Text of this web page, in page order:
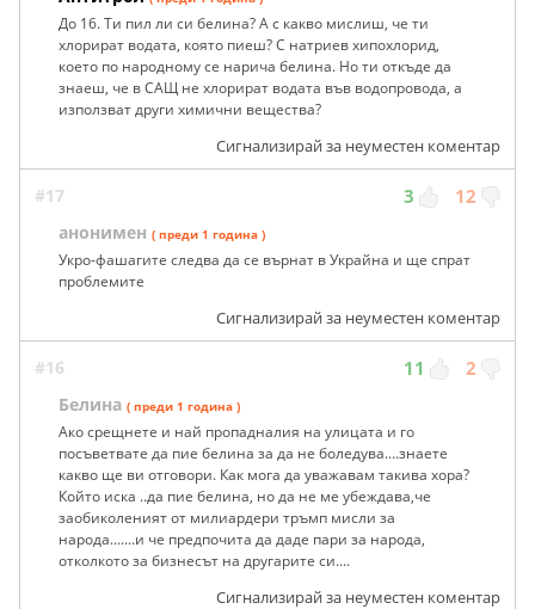
До 16. Ти пил ли си белина? А с какво мислиш, че ти
хлорират водата, която пиеш? С натриев хипохлорид,
което по народному се нарича белина. Но ти откъде да
знаеш, че в САЩ не хлорират водата във водопровода, а
използват други химични вещества?
Сигнализирай за неуместен коментар
#17 3 12
анонимен ( преди 1 година )
Укро-фашагите следва да се върнат в Украйна и ще спрат
проблемите
Сигнализирай за неуместен коментар
#16 11 2
Белина ( преди 1 година )
Ако срещнете и най пропадналия на улицата и го
посъветвате да пие белина за да не боледува....знаете
какво ще ви отговори. Как мога да уважавам такива хора?
Който иска ..да пие белина, но да не ме убеждава,че
заобиколеният от милиардери тръмп мисли за
народа.......и че предпочита да даде пари за народа,
отколкото за бизнесът на другарите си....
Сигнализирай за неуместен коментар